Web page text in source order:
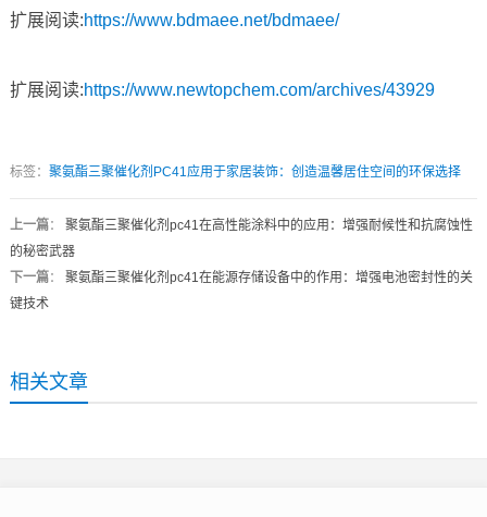
扩展阅读:https://www.bdmaee.net/bdmaee/
扩展阅读:https://www.newtopchem.com/archives/43929
标签： 聚氨酯三聚催化剂PC41应用于家居装饰：创造温馨居住空间的环保选择
上一篇： 聚氨酯三聚催化剂pc41在高性能涂料中的应用：增强耐候性和抗腐蚀性
的秘密武器
下一篇： 聚氨酯三聚催化剂pc41在能源存储设备中的作用：增强电池密封性的关
键技术
相关文章